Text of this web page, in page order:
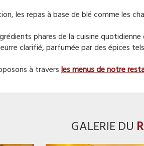
les repas à base de blé comme les
phares de la cuisine
clarifié, parfumée par des épices
à traversles menus de notre
GALERIE DU